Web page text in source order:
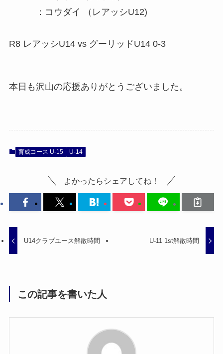
：コウダイ （レアッシU12)
R8 レアッシU14 vs グーリッドU14 0-3
本日も沢山の応援ありがとうございました。
育成コース U-15 U-14
よかったらシェアしてね！
U14クラブユース解散時間 U-11 1st解散時間
この記事を書いた人